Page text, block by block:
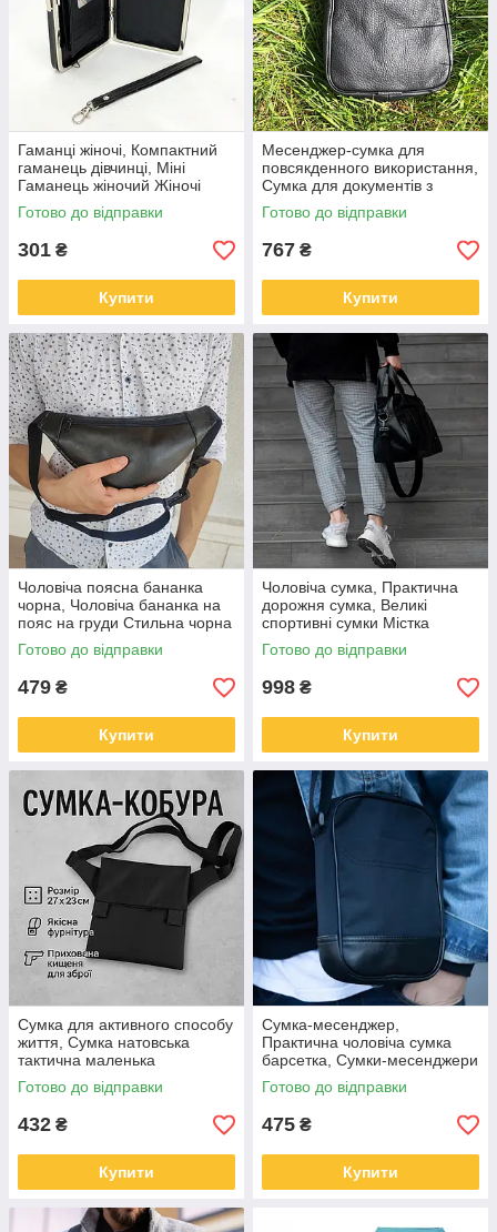
Гаманці жіночі, Компактний
гаманець дівчинці, Міні
Гаманець жіночий Жіночі
маленького розміру OR-45
Готово до відправки
301 ₴
Купити
Месенджер-сумка для
повсякденного використання,
Сумка для документів з
відділеннями SQ-38
Готово до відправки
767 ₴
Купити
Чоловіча поясна бананка
чорна, Чоловіча бананка на
пояс на груди Стильна чорна
поясна сумка QZ-40
Готово до відправки
479 ₴
Купити
Чоловіча сумка, Практична
дорожня сумка, Великі
спортивні сумки Містка
дорожня TM-64
Готово до відправки
998 ₴
Купити
Сумка для активного способу
життя, Сумка натовська
тактична маленька
брезентова AL-75
Готово до відправки
432 ₴
Купити
Сумка-месенджер,
Практична чоловіча сумка
барсетка, Сумки-месенджери
листоноші, Месенджер
практичний GS-97
Готово до відправки
475 ₴
Купити